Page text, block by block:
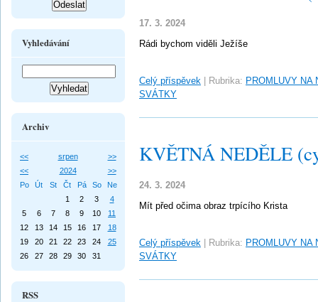
17. 3. 2024
Rádi bychom viděli Ježíše
Celý příspěvek Rubrika: PROMLUVY NA
SVÁTKY
KVĚTNÁ NEDĚLE
24. 3. 2024
Mít před očima obraz trpícího Krista
Celý příspěvek Rubrika: PROMLUVY NA
SVÁTKY
Vyhledávání
Archiv
<< srpen
>>
<<
2024
>>
Po
Út St Čt Pá So
Ne
1
2 3
4
5
6 7 8 9 10
11
12
13 14 15 16 17
18
19
20 21 22 23 24
25
26
27 28 29 30 31
RSS